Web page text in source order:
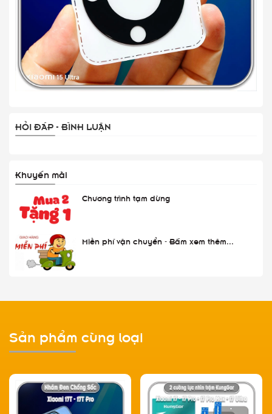
HỎI ĐÁP - BÌNH LUẬN
Khuyến mãi
Chương trình tạm dừng
Miễn phí vận chuyển - Bấm xem thêm...
Sản phẩm cùng loại